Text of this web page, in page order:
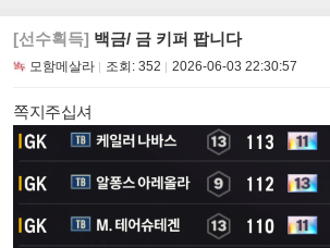
[선수획득] 백금/ 금 키퍼 팝니다
모함메살라 조회: 352 2026-06-03 22:30:57
쪽지주십셔